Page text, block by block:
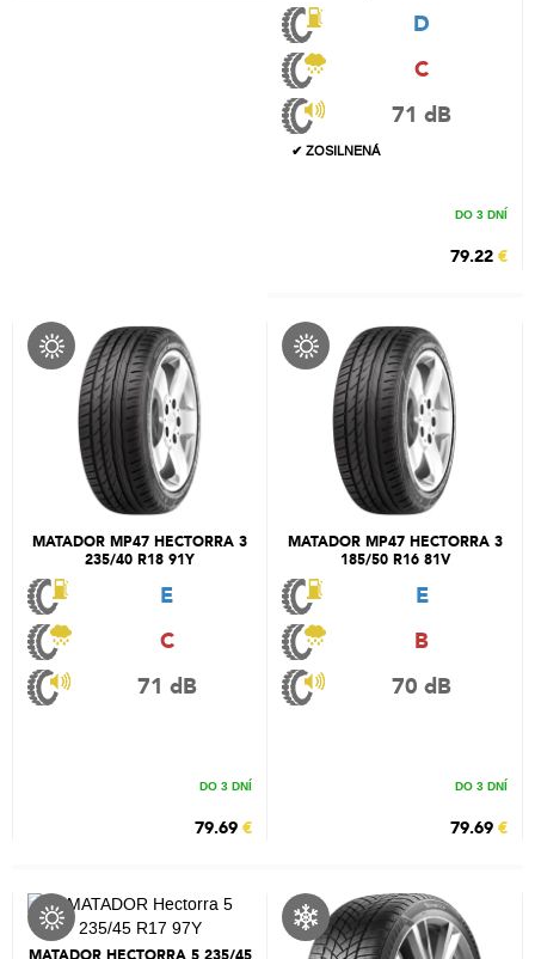
D
C
71 dB
✔ ZOSILNENÁ
DO 3 DNÍ
79.22 €
MATADOR MP47 HECTORRA 3
235/40 R18 91Y
E
C
71 dB
DO 3 DNÍ
79.69 €
MATADOR MP47 HECTORRA 3
185/50 R16 81V
E
B
70 dB
DO 3 DNÍ
79.69 €